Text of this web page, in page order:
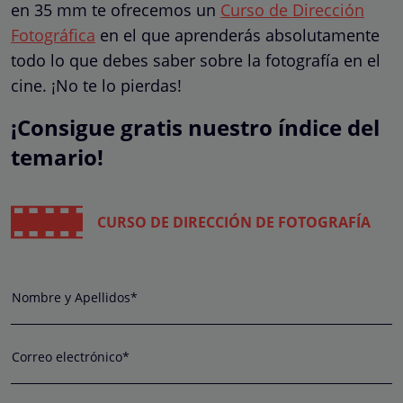
en 35 mm te ofrecemos un Curso de Dirección
Fotográfica en el que aprenderás absolutamente
todo lo que debes saber sobre la fotografía en el
cine. ¡No te lo pierdas!
¡Consigue gratis nuestro índice del
temario!
CURSO DE DIRECCIÓN DE FOTOGRAFÍA
Nombre y Apellidos*
Correo electrónico*